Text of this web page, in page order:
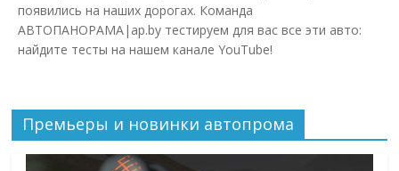
появились на наших дорогах. Команда
АВТОПАНОРАМА|ap.by тестируем для вас все эти авто:
найдите тесты на нашем канале YouTube!
Премьеры и новинки автопрома